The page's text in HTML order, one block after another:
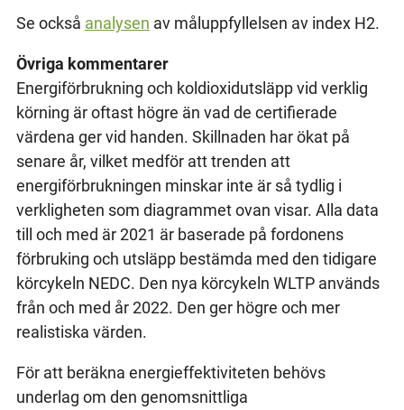
Se också analysen av måluppfyllelsen av index H2.
Övriga kommentarer
Energiförbrukning och koldioxidutsläpp vid verklig
körning är oftast högre än vad de certifierade
värdena ger vid handen. Skillnaden har ökat på
senare år, vilket medför att trenden att
energiförbrukningen minskar inte är så tydlig i
verkligheten som diagrammet ovan visar. Alla data
till och med är 2021 är baserade på fordonens
förbruking och utsläpp bestämda med den tidigare
körcykeln NEDC. Den nya körcykeln WLTP används
från och med år 2022. Den ger högre och mer
realistiska värden.
För att beräkna energieffektiviteten behövs
underlag om den genomsnittliga